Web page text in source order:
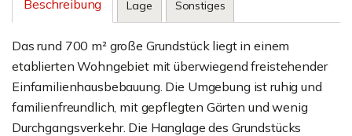
Beschreibung Lage Sonstiges
Das rund 700 m² große Grundstück liegt in einem
etablierten Wohngebiet mit überwiegend freistehender
Einfamilienhausbebauung. Die Umgebung ist ruhig und
familienfreundlich, mit gepflegten Gärten und wenig
Durchgangsverkehr. Die Hanglage des Grundstücks